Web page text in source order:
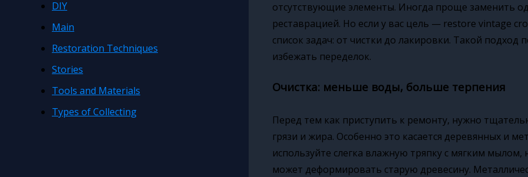
DIY
Main
Restoration Techniques
Stories
Tools and Materials
Types of Collecting
отсутствующие элементы. Иногда проще заменить
реставрацией. Но если у вас цель — restore vintage
список задач: от чистки до лакировки. Такой подход
избежать переделок.
Очистка: меньше воды, больше терпения
Перед тем как приступить к ремонту, нужно
грязи и жира. Особенно это касается деревянных и
используйте слегка влажную тряпку с мягким
может деформировать старую древесину.